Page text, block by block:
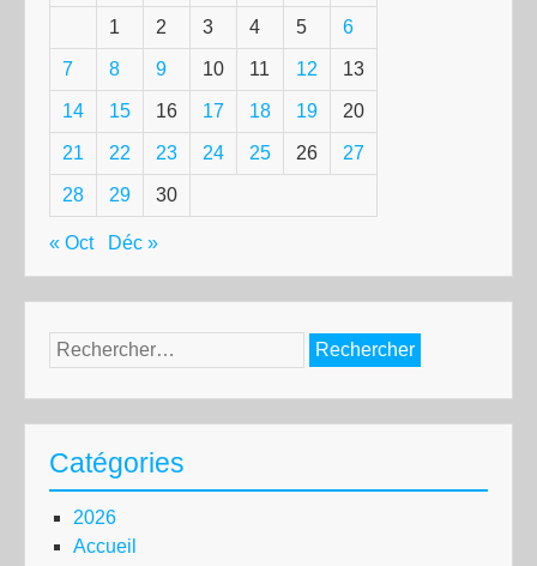
1 2 3 4 5 6
7 8 9 10 11 12 13
14 15 16 17 18 19 20
21 22 23 24 25 26 27
28 29 30
« Oct Déc »
Rechercher :
Catégories
2026
Accueil